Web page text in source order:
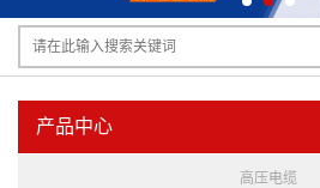
产品中心
高压电缆